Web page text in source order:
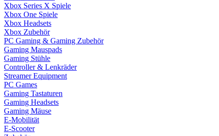
Xbox Series X Spiele
Xbox One Spiele
Xbox Headsets
Xbox Zubehör
PC Gaming & Gaming Zubehör
Gaming Mauspads
Gaming Stühle
Controller & Lenkräder
Streamer Equipment
PC Games
Gaming Tastaturen
Gaming Headsets
Gaming Mäuse
E-Mobilität
E-Scooter